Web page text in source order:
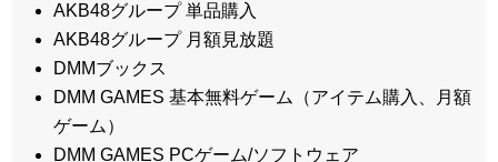
AKB48グループ 単品購入
AKB48グループ 月額見放題
DMMブックス
DMM GAMES 基本無料ゲーム（アイテム購入、月額
ゲーム）
DMM GAMES PCゲーム/ソフトウェア